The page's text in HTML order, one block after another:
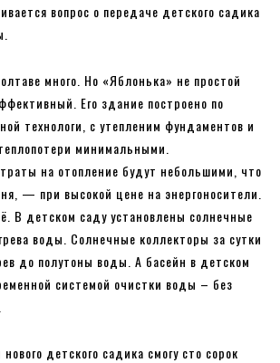
вопрос о передаче детского садика
много. Но «Яблонька» не простой
Его здание построено по
технологи, с утепленим фундаментов и
минимальными.
на отопление будут небольшими, что
— при высокой цене на энергоносители.
В детском саду установлены солнечные
воды. Солнечные коллекторы за сутки
до полутоны воды. А басейн в детском
системой очистки воды – без
детского садика смогу сто сорок